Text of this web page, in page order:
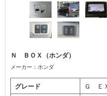
Ｎ ＢＯＸ（ホンダ）
メーカー：ホンダ
グレード
Ｇ Ｅ